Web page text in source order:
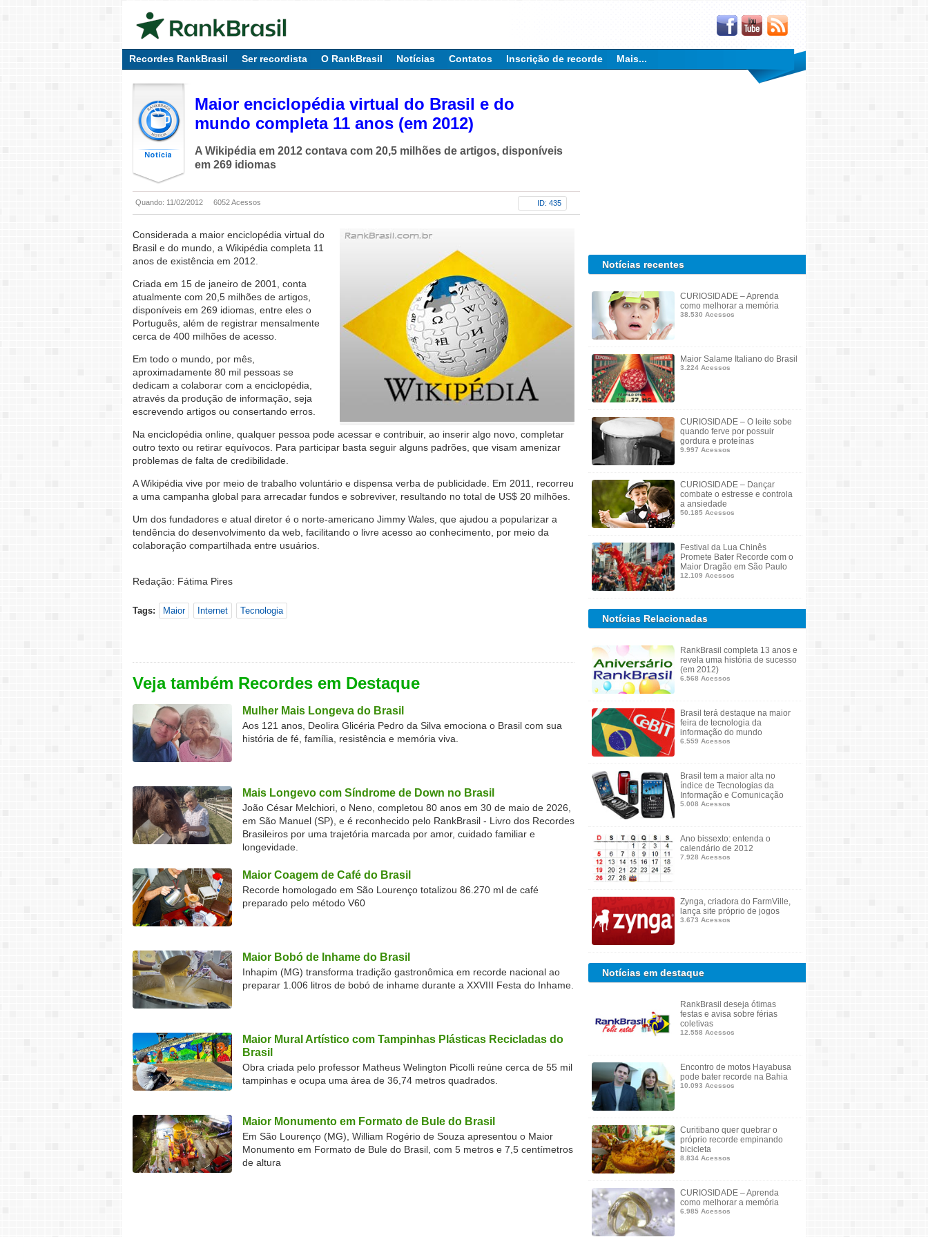
Recordes RankBrasil Ser recordista O RankBrasil Notícias Contatos Inscrição de recorde Mais...
Maior enciclopédia virtual do Brasil e do
mundo completa 11 anos (em 2012)
A Wikipédia em 2012 contava com 20,5 milhões de artigos, disponíveis
em 269 idiomas
Quando: 11/02/2012 6052 Acessos ID: 435
Considerada a maior enciclopédia virtual do
Brasil e do mundo, a Wikipédia completa 11
anos de existência em 2012.
Criada em 15 de janeiro de 2001, conta
atualmente com 20,5 milhões de artigos,
disponíveis em 269 idiomas, entre eles o
Português, além de registrar mensalmente
cerca de 400 milhões de acesso.
Em todo o mundo, por mês,
aproximadamente 80 mil pessoas se
dedicam a colaborar com a enciclopédia,
através da produção de informação, seja
escrevendo artigos ou consertando erros.
Na enciclopédia online, qualquer pessoa pode acessar e contribuir, ao inserir algo novo, completar
outro texto ou retirar equívocos. Para participar basta seguir alguns padrões, que visam amenizar
problemas de falta de credibilidade.
A Wikipédia vive por meio de trabalho voluntário e dispensa verba de publicidade. Em 2011, recorreu
a uma campanha global para arrecadar fundos e sobreviver, resultando no total de US$ 20 milhões.
Um dos fundadores e atual diretor é o norte-americano Jimmy Wales, que ajudou a popularizar a
tendência do desenvolvimento da web, facilitando o livre acesso ao conhecimento, por meio da
colaboração compartilhada entre usuários.
Redação: Fátima Pires
Tags: Maior Internet Tecnologia
Veja também Recordes em Destaque
Mulher Mais Longeva do Brasil
Aos 121 anos, Deolira Glicéria Pedro da Silva emociona o Brasil com sua
história de fé, família, resistência e memória viva.
Mais Longevo com Síndrome de Down no Brasil
João César Melchiori, o Neno, completou 80 anos em 30 de maio de 2026,
em São Manuel (SP), e é reconhecido pelo RankBrasil - Livro dos Recordes
Brasileiros por uma trajetória marcada por amor, cuidado familiar e
longevidade.
Maior Coagem de Café do Brasil
Recorde homologado em São Lourenço totalizou 86.270 ml de café
preparado pelo método V60
Maior Bobó de Inhame do Brasil
Inhapim (MG) transforma tradição gastronômica em recorde nacional ao
preparar 1.006 litros de bobó de inhame durante a XXVIII Festa do Inhame.
Maior Mural Artístico com Tampinhas Plásticas Recicladas do
Brasil
Obra criada pelo professor Matheus Welington Picolli reúne cerca de 55 mil
tampinhas e ocupa uma área de 36,74 metros quadrados.
Maior Monumento em Formato de Bule do Brasil
Em São Lourenço (MG), William Rogério de Souza apresentou o Maior
Monumento em Formato de Bule do Brasil, com 5 metros e 7,5 centímetros
de altura
Notícias recentes
CURIOSIDADE – Aprenda
como melhorar a memória
38.530 Acessos
Maior Salame Italiano do Brasil
3.224 Acessos
CURIOSIDADE – O leite sobe
quando ferve por possuir
gordura e proteínas
9.997 Acessos
CURIOSIDADE – Dançar
combate o estresse e controla
a ansiedade
50.185 Acessos
Festival da Lua Chinês
Promete Bater Recorde com o
Maior Dragão em São Paulo
12.109 Acessos
Notícias Relacionadas
RankBrasil completa 13 anos e
revela uma história de sucesso
(em 2012)
6.568 Acessos
Brasil terá destaque na maior
feira de tecnologia da
informação do mundo
6.559 Acessos
Brasil tem a maior alta no
índice de Tecnologias da
Informação e Comunicação
5.008 Acessos
Ano bissexto: entenda o
calendário de 2012
7.928 Acessos
Zynga, criadora do FarmVille,
lança site próprio de jogos
3.673 Acessos
Notícias em destaque
RankBrasil deseja ótimas
festas e avisa sobre férias
coletivas
12.558 Acessos
Encontro de motos Hayabusa
pode bater recorde na Bahia
10.093 Acessos
Curitibano quer quebrar o
próprio recorde empinando
bicicleta
8.834 Acessos
CURIOSIDADE – Aprenda
como melhorar a memória
6.985 Acessos